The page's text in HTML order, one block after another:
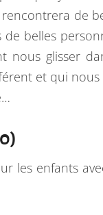
M
O
I
S
:
O
N
de
belles
nous glisser
et qui
les enfants